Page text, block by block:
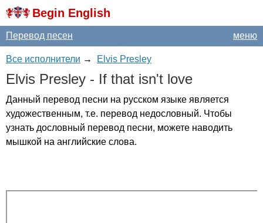
Begin English
меню
Перевод песен
Все исполнители → Elvis Presley
Elvis Presley - If that isn't love
Данный перевод песни на русском языке является
художественным, т.е. перевод недословный. Чтобы
узнать дословный перевод песни, можете наводить
мышкой на английские слова.